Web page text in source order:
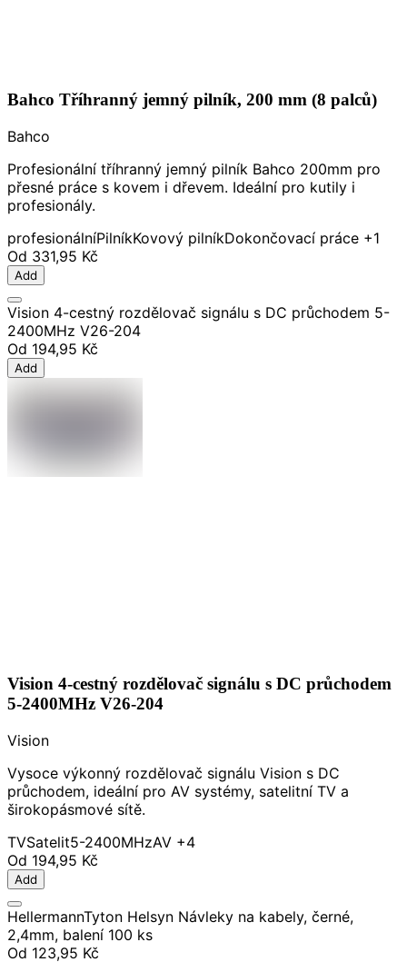
Bahco Tříhranný jemný pilník, 200 mm (8 palců)
Bahco
Profesionální tříhranný jemný pilník Bahco 200mm pro
přesné práce s kovem i dřevem. Ideální pro kutily i
profesionály.
profesionálníPilníkKovový pilníkDokončovací práce +1
Od 331,95 Kč
Add
Vision 4-cestný rozdělovač signálu s DC průchodem 5-
2400MHz V26-204
Od 194,95 Kč
Add
Vision 4-cestný rozdělovač signálu s DC průchodem
5-2400MHz V26-204
Vision
Vysoce výkonný rozdělovač signálu Vision s DC
průchodem, ideální pro AV systémy, satelitní TV a
širokopásmové sítě.
TVSatelit5-2400MHzAV +4
Od 194,95 Kč
Add
HellermannTyton Helsyn Návleky na kabely, černé,
2,4mm, balení 100 ks
Od 123,95 Kč